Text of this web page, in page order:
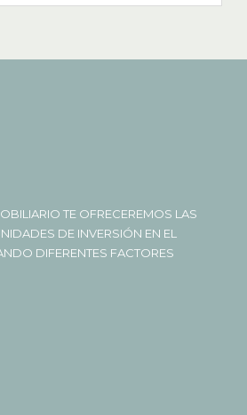
TE OFRECEREMOS LAS
DE INVERSIÓN EN EL
DIFERENTES FACTORES